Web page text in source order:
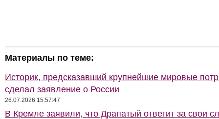
Материалы по теме:
Историк, предсказавший крупнейшие мировые
сделал заявление о России
26.07.2026 15:57:47
В Кремле заявили, что Драпатый ответит за свои